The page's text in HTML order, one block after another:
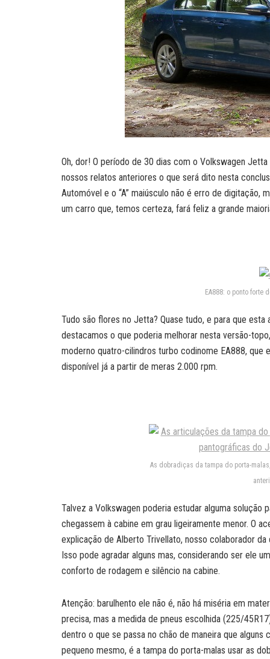
Oh, dor! O período de 30 dias com o Volkswagen
nossos relatos anteriores o que será dito nesta
Automóvel e o “A” maiúsculo não é erro de digitação,
um carro que, temos certeza, fará feliz a grande
EA888: o ponto forte
Tudo são flores no Jetta? Quase tudo, e para que esta
destacamos o que poderia melhorar nesta versão-
moderno quatro-cilindros turbo codinome EA888,
disponível já a partir de meras 2.000 rpm.
As dobradiças da tampa do porta-
Talvez a Volkswagen poderia estudar alguma solução
chegassem à cabine em grau ligeiramente menor. O
explicação de Alberto Trivellato, nosso colaborador
Isso pode agradar alguns mas, considerando ser ele
conforto de rodagem e silêncio na cabine.
Atenção: barulhento ele não é, não há miséria em
precisa, mas a medida de pneus escolhida (225/
dentro o que se passa no chão de maneira que
pequeno mesmo, é a tampa do porta-malas usar as